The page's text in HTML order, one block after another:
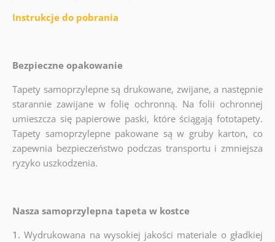
Instrukcje do pobrania
Bezpieczne opakowanie
Tapety samoprzylepne są drukowane, zwijane, a następnie
starannie zawijane w folię ochronną. Na folii ochronnej
umieszcza się papierowe paski, które ściągają fototapety.
Tapety samoprzylepne pakowane są w gruby karton, co
zapewnia bezpieczeństwo podczas transportu i zmniejsza
ryzyko uszkodzenia.
Nasza samoprzylepna tapeta w kostce
1.Wydrukowana na wysokiej jakości materiale o gładkiej